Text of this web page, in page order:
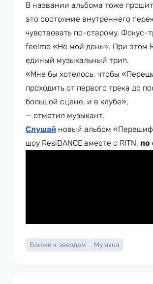
В названии альбома тоже
это состояние внутреннего
чувствовать по-старому.
feelme «Не мой день». При этом
единый музыкальный трип.
«Мне бы хотелось, чтобы
проходить от первого трека до
большой сцене, и в клубе»,
— отметил музыкант.
Слушай новый альбом
шоу ResiDANCE вместе с RITN, по
Ближе к звездам Музыка